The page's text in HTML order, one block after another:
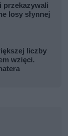
przekazywali
losy słynnej
liczby
wzięci.